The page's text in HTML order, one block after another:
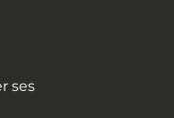
ses